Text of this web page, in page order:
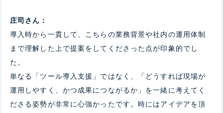
庄司さん：
導入時から一貫して、こちらの業務背景や社内の運用体制
まで理解した上で提案をしてくださった点が印象的でし
た。
単なる「ツール導入支援」ではなく、「どうすれば現場が
運用しやすく、かつ成果につながるか」を一緒に考えてく
ださる姿勢が非常に心強かったです。時にはアイデアを頂